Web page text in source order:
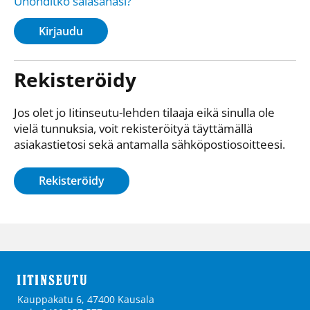
Kirjaudu
Rekisteröidy
Jos olet jo Iitinseutu-lehden tilaaja eikä sinulla ole
vielä tunnuksia, voit rekisteröityä täyttämällä
asiakastietosi sekä antamalla sähkö­posti­osoitteesi.
Rekisteröidy
Kauppakatu 6, 47400 Kausala